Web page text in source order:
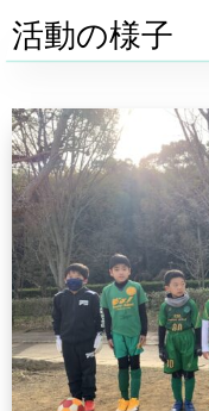
活動の様子